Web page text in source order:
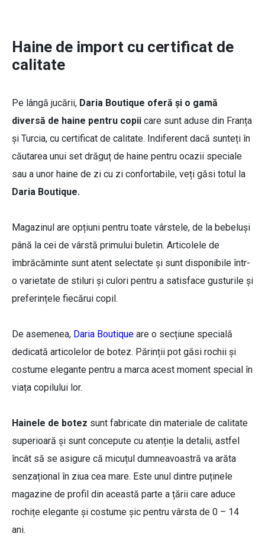
Haine de import cu certificat de
calitate
Pe lângă jucării, Daria Boutique oferă și o gamă
diversă de haine pentru copii care sunt aduse din Franța
și Turcia, cu certificat de calitate. Indiferent dacă sunteți în
căutarea unui set drăguț de haine pentru ocazii speciale
sau a unor haine de zi cu zi confortabile, veți găsi totul la
Daria Boutique.
Magazinul are opțiuni pentru toate vârstele, de la bebeluși
până la cei de vârstă primului buletin. Articolele de
îmbrăcăminte sunt atent selectate și sunt disponibile într-
o varietate de stiluri și culori pentru a satisface gusturile și
preferințele fiecărui copil.
De asemenea, Daria Boutique are o secțiune specială
dedicată articolelor de botez. Părinții pot găsi rochii și
costume elegante pentru a marca acest moment special în
viața copilului lor.
Hainele de botez sunt fabricate din materiale de calitate
superioară și sunt concepute cu atenție la detalii, astfel
încât să se asigure că micuțul dumneavoastră va arăta
senzațional în ziua cea mare. Este unul dintre puținele
magazine de profil din această parte a țării care aduce
rochițe elegante și costume șic pentru vârsta de 0 – 14
ani.